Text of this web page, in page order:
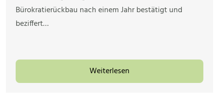
Bürokratierückbau nach einem Jahr bestätigt und
beziffert…
Weiterlesen